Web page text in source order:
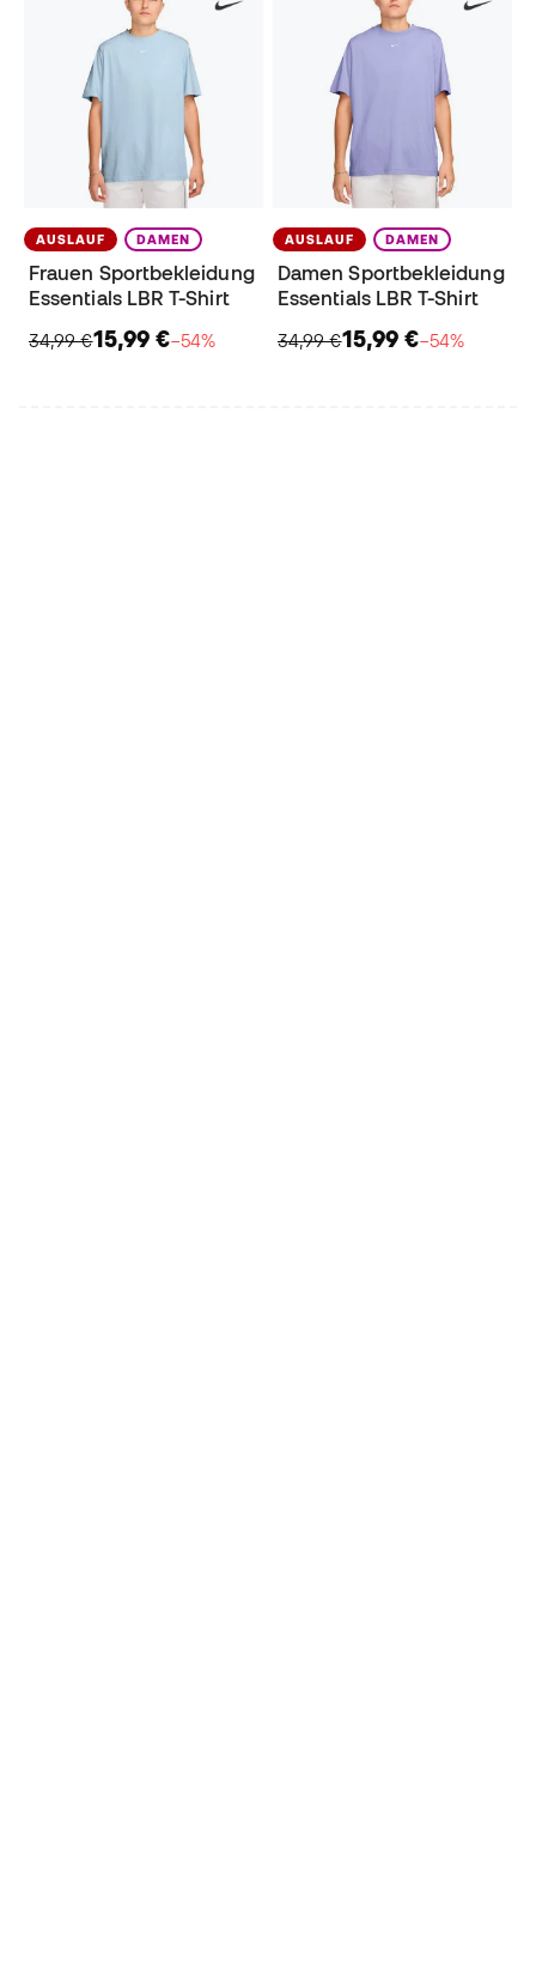
AUSLAUF DAMEN
Frauen Sportbekleidung
Essentials LBR T-Shirt
34,99 €15,99 €−54%
AUSLAUF DAMEN
Damen Sportbekleidung
Essentials LBR T-Shirt
34,99 €15,99 €−54%